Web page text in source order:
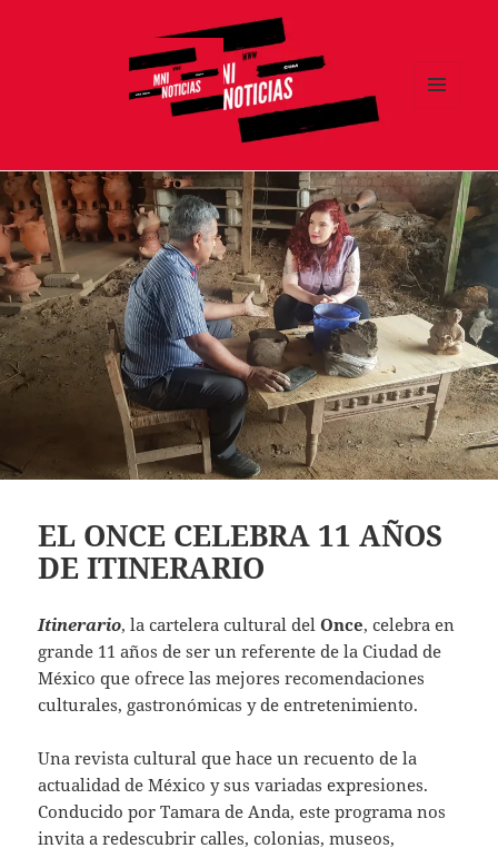
EL ONCE CELEBRA 11 AÑOS
DE ITINERARIO
Itinerario, la cartelera cultural delOnce, celebra en
grande 11 años de ser un referente de la Ciudad de
México que ofrece las mejores recomendaciones
culturales, gastronómicas y de entretenimiento.
Una revista cultural que hace un recuento de la
actualidad de México y sus variadas expresiones.
Conducido por Tamara de Anda, este programa nos
invita a redescubrir calles, colonias, museos,